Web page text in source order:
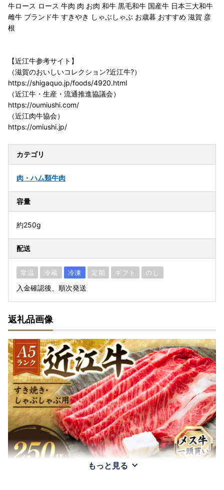
牛ロース ロース 牛肉 肉 お肉 和牛 黒毛和牛 国産牛 日本三大和牛
雌牛 ブランド牛 すきやき しゃぶしゃぶ お歳暮 おすすめ 滋賀 彦
根
【近江牛参考サイト】
（滋賀のおいしいコレクション?近江牛?）
https://shigaquo.jp/foods/4920.html
（近江牛・生産・流通推進協議会）
https://oumiushi.com/
（近江肉牛協会）
https://omiushi.jp/
カテゴリ
肉・ハム類牛肉
容量
約250g
配送
常温 冷蔵 冷凍 定期 ギフト のし
入金確認後、順次発送
返礼品画像
もっと見る